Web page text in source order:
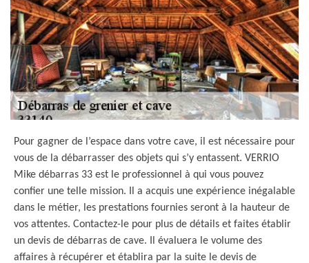
Pour gagner de l’espace dans votre cave, il est nécessaire pour
vous de la débarrasser des objets qui s’y entassent. VERRIO
Mike débarras 33 est le professionnel à qui vous pouvez
confier une telle mission. Il a acquis une expérience inégalable
dans le métier, les prestations fournies seront à la hauteur de
vos attentes. Contactez-le pour plus de détails et faites établir
un devis de débarras de cave. Il évaluera le volume des
affaires à récupérer et établira par la suite le devis de